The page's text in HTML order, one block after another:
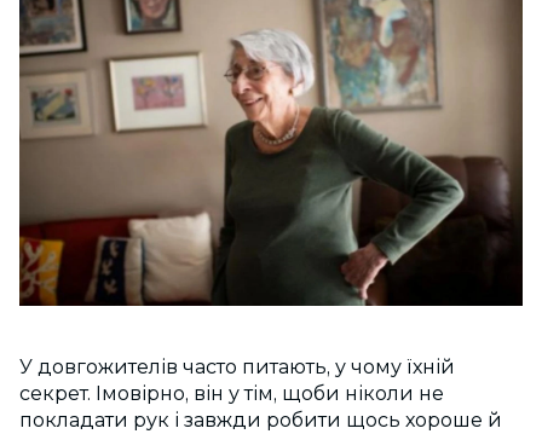
У довгожителів часто питають, у чому їхній
секрет. Імовірно, він у тім, щоби ніколи не
покладати рук і завжди робити щось хороше й